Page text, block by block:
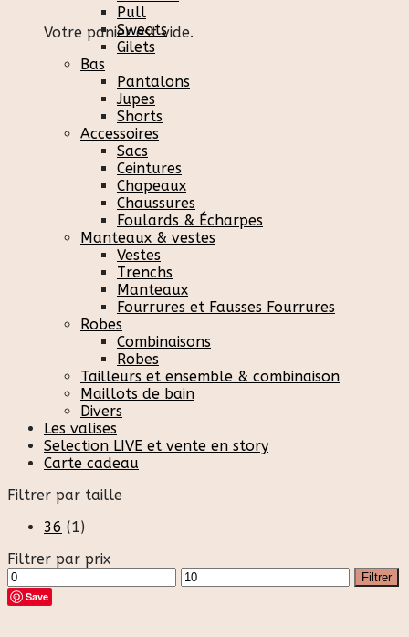
Votre panier est vide.
Pull
Sweats
Gilets
Bas
Pantalons
Jupes
Shorts
Accessoires
Sacs
Ceintures
Chapeaux
Chaussures
Foulards & Écharpes
Manteaux & vestes
Vestes
Trenchs
Manteaux
Fourrures et Fausses Fourrures
Robes
Combinaisons
Robes
Tailleurs et ensemble & combinaison
Maillots de bain
Divers
Les valises
Selection LIVE et vente en story
Carte cadeau
Filtrer par taille
36 (1)
Filtrer par prix
Prix
min
Prix
max
Filtrer
Save